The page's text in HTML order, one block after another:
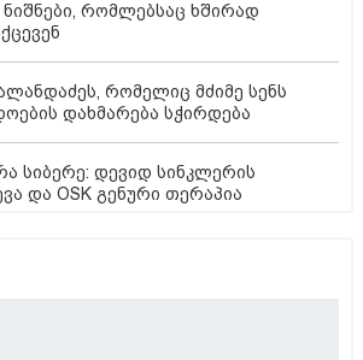
ნიშნები, რომლებსაც ხშირად
რომელიც მძიმე სენს
დახმარება სჭირდება
სიბერე: დევიდ სინკლერის
და OSK გენური თერაპია